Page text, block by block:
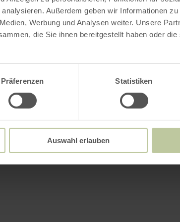
Außerdem geben wir Informationen
Werbung und Analysen weiter. Unsere
die Sie ihnen bereitgestellt haben oder
Präferenzen Statistiken
Auswahl erlauben